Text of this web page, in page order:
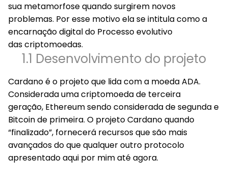
sua metamorfose quando surgirem novos
problemas. Por esse motivo ela se intitula como a
encarnação digital do Processo evolutivo
das criptomoedas.
1.1 Desenvolvimento do projeto
Cardano é o projeto que lida com a moeda ADA.
Considerada uma criptomoeda de terceira
geração, Ethereum sendo considerada de segunda e
Bitcoin de primeira. O projeto Cardano quando
“finalizado”, fornecerá recursos que são mais
avançados do que qualquer outro protocolo
apresentado aqui por mim até agora.